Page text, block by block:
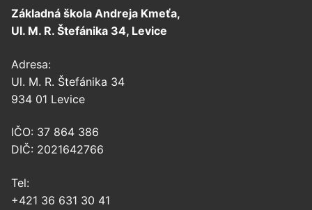
Základná škola Andreja Kmeťa,
Ul. M. R. Štefánika 34, Levice
Adresa:
Ul. M. R. Štefánika 34
934 01 Levice
IČO: 37 864 386
DIČ: 2021642766
Tel:
+421 36 631 30 41